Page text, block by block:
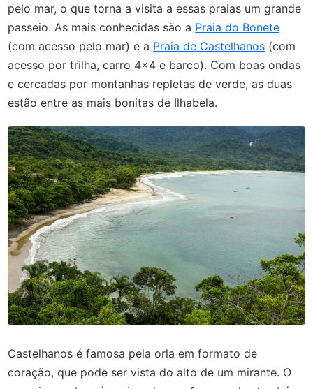
pelo mar, o que torna a visita a essas praias um grande
passeio. As mais conhecidas são a Praia do Bonete
(com acesso pelo mar) e a Praia de Castelhanos (com
acesso por trilha, carro 4x4 e barco). Com boas ondas
e cercadas por montanhas repletas de verde, as duas
estão entre as mais bonitas de Ilhabela.
Castelhanos é famosa pela orla em formato de
coração, que pode ser vista do alto de um mirante. O